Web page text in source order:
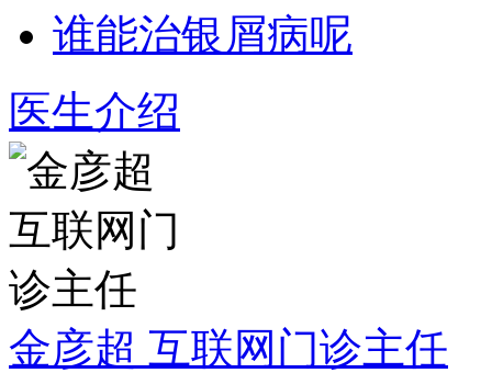
谁能治银屑病呢
医生介绍
金彦超 互联网门诊主任